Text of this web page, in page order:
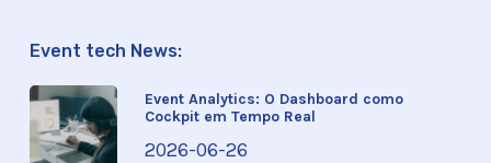
Event tech News:
Event Analytics: O Dashboard como
Cockpit em Tempo Real
2026-06-26